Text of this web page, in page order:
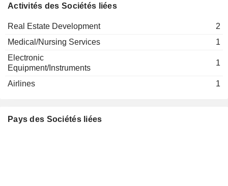
Activités des Sociétés liées
Real Estate Development
2
Medical/Nursing Services
1
Electronic
Equipment/Instruments
1
Airlines 1
Pays des Sociétés liées